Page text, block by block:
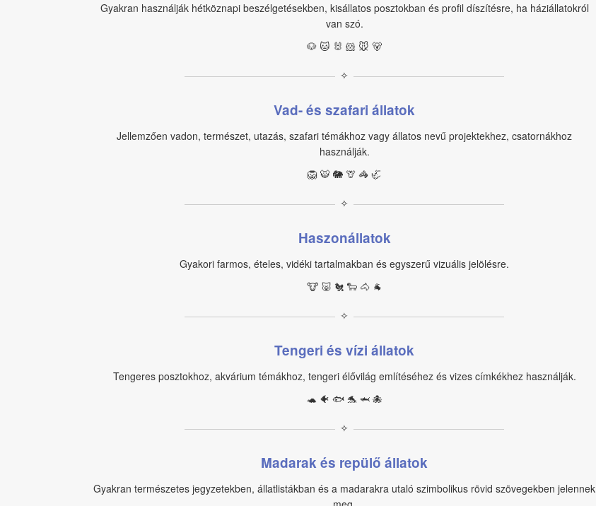
Gyakran használják hétköznapi beszélgetésekben, kisállatos posztokban és profil díszítésre, ha háziállatokról
van szó.
🐶 🐱 🐰 🐹 🐭 🐻
✧
Vad- és szafari állatok
Jellemzően vadon, természet, utazás, szafari témákhoz vagy állatos nevű projektekhez, csatornákhoz
használják.
🦁 🐯 🐘 🦒 🦓 🦏
✧
Haszonállatok
Gyakori farmos, ételes, vidéki tartalmakban és egyszerű vizuális jelölésre.
🐮 🐷 🐔 🐑 🐴 🐐
✧
Tengeri és vízi állatok
Tengeres posztokhoz, akvárium témákhoz, tengeri élővilág említéséhez és vizes címkékhez használják.
🐢 🐠 🐟 🐬 🦈 🐙
✧
Madarak és repülő állatok
Gyakran természetes jegyzetekben, állatlistákban és a madarakra utaló szimbolikus rövid szövegekben jelennek